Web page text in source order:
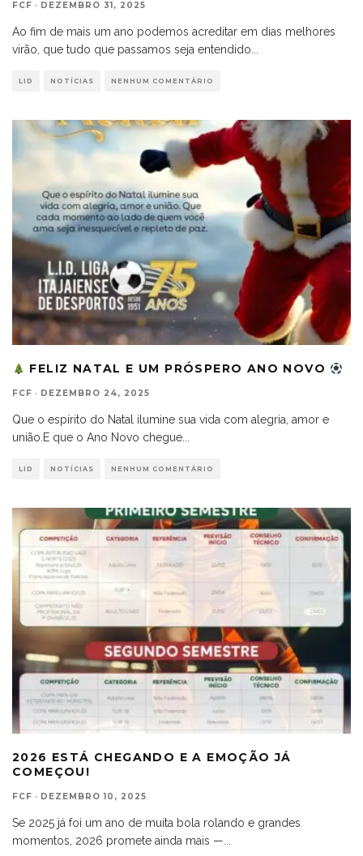
FCF · DEZEMBRO 31, 2025
Ao fim de mais um ano podemos acreditar em dias melhores
virão, que tudo que passamos seja entendido
LID NOTÍCIAS NENHUM COMENTÁRIO
FELIZ NATAL E UM PRÓSPERO ANO NOVO
FCF · DEZEMBRO 24, 2025
Que o espírito do Natal ilumine sua vida com alegria, amor e
união.E que o Ano Novo chegue...
LID NOTÍCIAS NENHUM COMENTÁRIO
2026 ESTÁ CHEGANDO E A EMOÇÃO JÁ
COMEÇOU!
FCF · DEZEMBRO 10, 2025
Se 2025 já foi um ano de muita bola rolando e grandes
momentos, 2026 promete ainda mais —